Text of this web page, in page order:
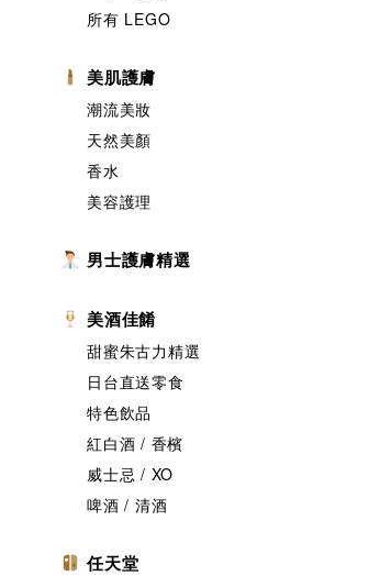
所有 LEGO
美肌護膚
潮流美妝
天然美顏
香水
美容護理
男士護膚精選
美酒佳餚
甜蜜朱古力精選
日台直送零食
特色飲品
紅白酒 / 香檳
威士忌 / XO
啤酒 / 清酒
任天堂